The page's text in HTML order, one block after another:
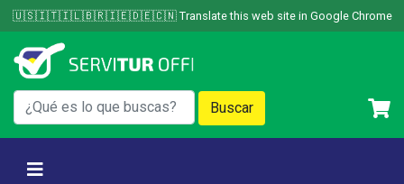
Skip
to
content
🇺🇸🇮🇹🇮🇱🇧🇷🇮🇪🇩🇪🇨🇳 Translate this web site in Google Chrome